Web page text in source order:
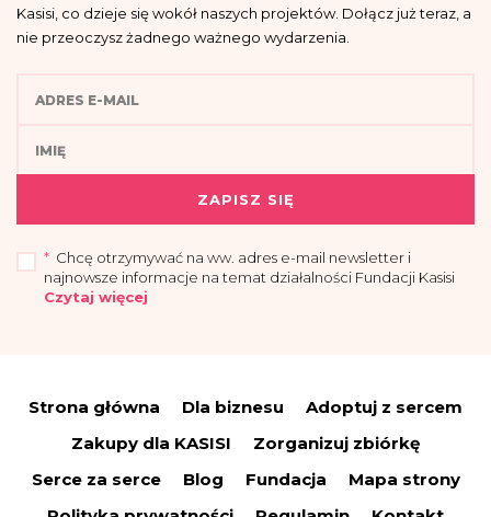
Kasisi, co dzieje się wokół naszych projektów. Dołącz już teraz, a
nie przeoczysz żadnego ważnego wydarzenia.
ZAPISZ SIĘ
* Chcę otrzymywać na ww. adres e-mail newsletter i
najnowsze informacje na temat działalności Fundacji Kasisi
Czytaj więcej
Administrator wyznaczył Inspektora Danych Osobowych, z którym można się
Dane osobowe przetwarzane będą w celu:
a) wysyłki newslettera i informacji o działalności fundacji – co stanowi
Strona główna Dla biznesu
Adoptuj z sercem
Zakupy dla KASISI
Zorganizuj zbiórkę
Serce za serce
Blog Fundacja
Mapa strony